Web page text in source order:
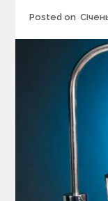
Posted on